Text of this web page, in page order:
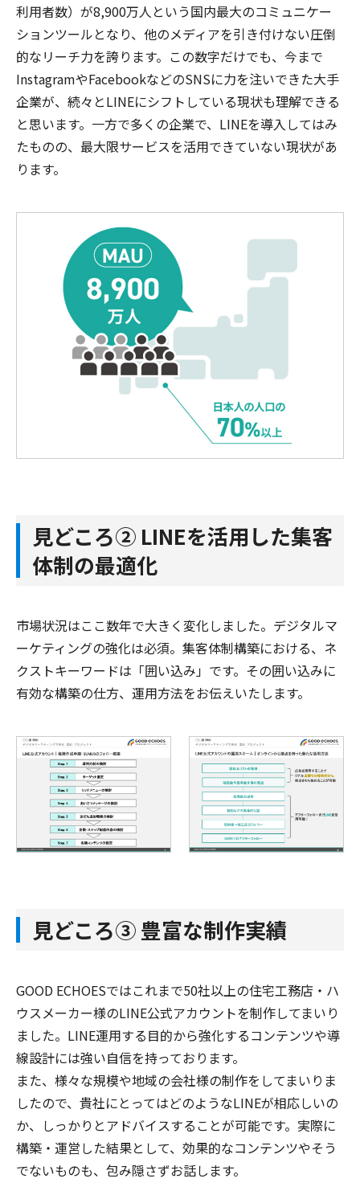
利用者数）が8,900万人という国内最大のコミュニケー
ションツールとなり、他のメディアを引き付けない圧倒
的なリーチ力を誇ります。この数字だけでも、今まで
InstagramやFacebookなどのSNSに力を注いできた大手
企業が、続々とLINEにシフトしている現状も理解できる
と思います。一方で多くの企業で、LINEを導入してはみ
たものの、最大限サービスを活用できていない現状があ
ります。
見どころ② LINEを活用した集客
体制の最適化
市場状況はここ数年で大きく変化しました。デジタルマ
ーケティングの強化は必須。集客体制構築における、ネ
クストキーワードは「囲い込み」です。その囲い込みに
有効な構築の仕方、運用方法をお伝えいたします。
見どころ③ 豊富な制作実績
GOOD ECHOESではこれまで50社以上の住宅工務店・ハ
ウスメーカー様のLINE公式アカウントを制作してまいり
ました。LINE運用する目的から強化するコンテンツや導
線設計には強い自信を持っております。
また、様々な規模や地域の会社様の制作をしてまいりま
したので、貴社にとってはどのようなLINEが相応しいの
か、しっかりとアドバイスすることが可能です。実際に
構築・運営した結果として、効果的なコンテンツやそう
でないものも、包み隠さずお話します。